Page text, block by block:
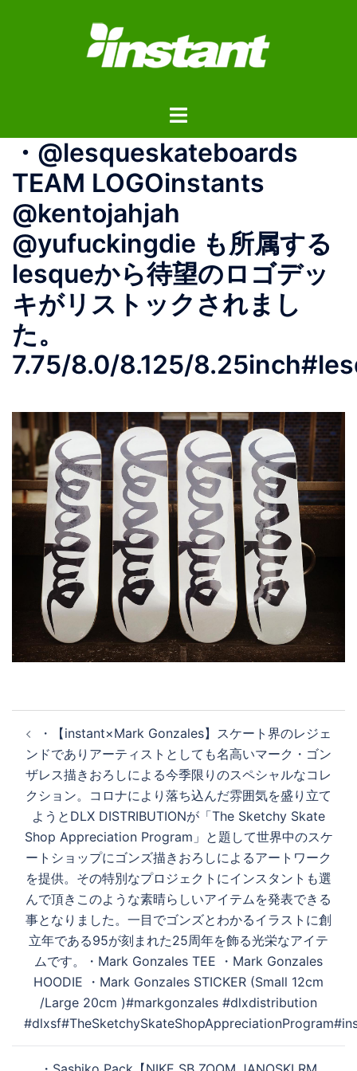
ス
ト
ル
メ
ニ
ュ
ー
・@lesqueskateboards
TEAM LOGOinstants
@kentojahjah
@yufuckingdie も所属する
lesqueから待望のロゴデッ
キがリストックされまし
た。
7.75/8.0/8.125/
稿
ナ
ビ
ゲ
ー
シ
ョ
ン
・ 【instant×Mark Gonzales】 スケート界のレジェ
ンドでありアーティストとしても名高いマーク・ゴン
ザレス描きおろしによる今季限りのスペシャルなコレ
クション。コロナにより落ち込んだ雰囲気を盛り立て
ようとDLX DISTRIBUTIONが「The Sketchy Skate
Shop Appreciation Program」と題して世界中のスケ
ートショップにゴンズ描きおろしによるアートワーク
を提供。その特別なプロジェクトにインスタントも選
んで頂きこのような素晴らしいアイテムを発表できる
事となりました。一目でゴンズとわかるイラストに創
立年である95が刻まれた25周年を飾る光栄なアイテ
ムです。 ・Mark Gonzales TEE ・Mark Gonzales
HOODIE ・Mark Gonzales STICKER (Small 12cm
/Large 20cm ) #markgonzales #dlxdistribution
#dlxsf #TheSketchySkateShopAppreciationProgram